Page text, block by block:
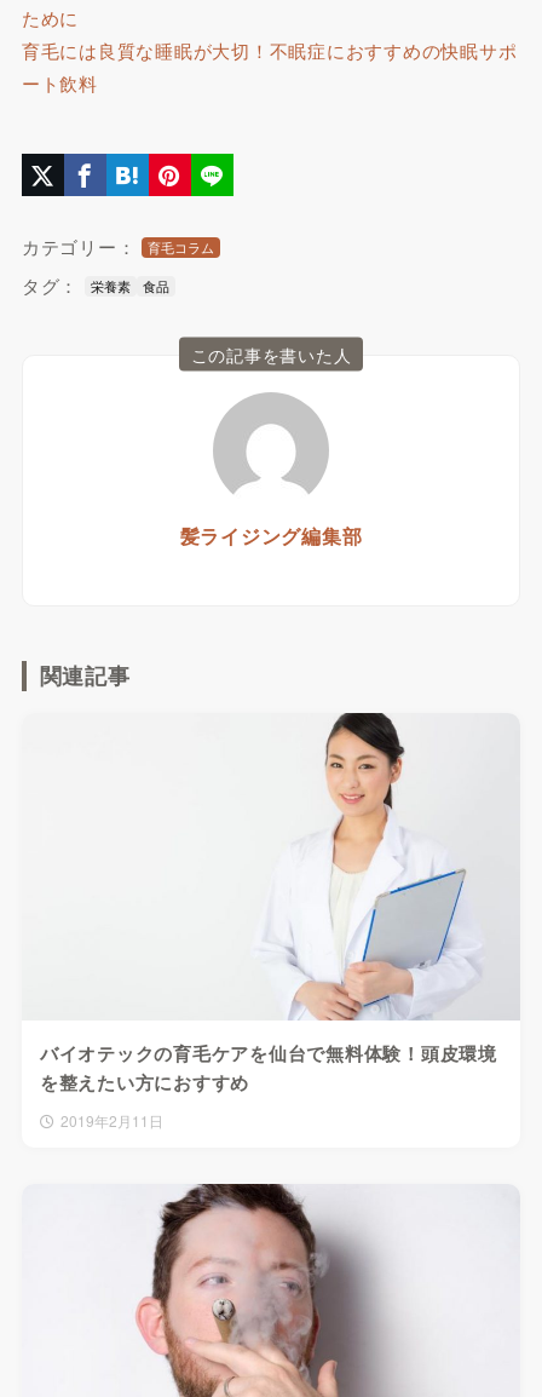
ために
育毛には良質な睡眠が大切！不眠症におすすめの快眠サポ
ート飲料
カテゴリー： 育毛コラム
タグ： 栄養素 食品
この記事を書いた人
髪ライジング編集部
関連記事
バイオテックの育毛ケアを仙台で無料体験！頭皮環境
を整えたい方におすすめ
2019年2月11日